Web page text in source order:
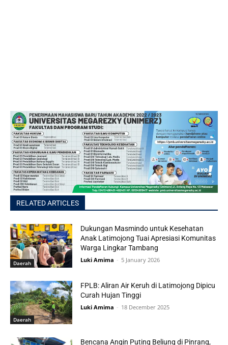
RELATED ARTICLES
Daerah
Dukungan Masmindo untuk Kesehatan
Anak Latimojong Tuai Apresiasi Komunitas
Warga Lingkar Tambang
Luki Amima - 5 January 2026
Daerah
FPLB: Aliran Air Keruh di Latimojong Dipicu
Curah Hujan Tinggi
Luki Amima - 18 December 2025
Bencana Angin Puting Beliung di Pinrang,